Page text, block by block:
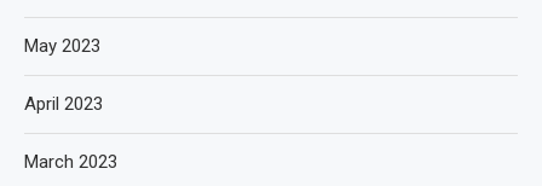
May 2023
April 2023
March 2023